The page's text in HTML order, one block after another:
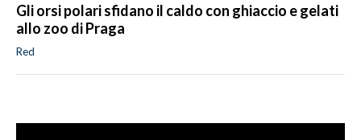
Gli orsi polari sfidano il caldo con ghiaccio e gelati
allo zoo di Praga
Red